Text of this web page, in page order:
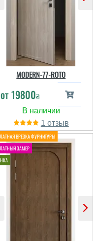
MODERN-77-ROTO
от19800₴
1